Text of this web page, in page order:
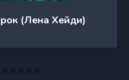
(Лена Хейди)